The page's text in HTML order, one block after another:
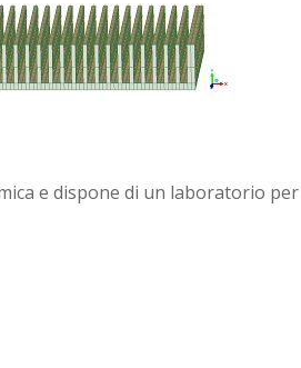
e dispone di un laboratorio per